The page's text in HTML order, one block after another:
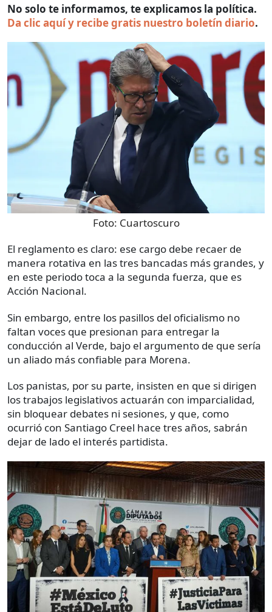
No solo te informamos, te explicamos la política.
Da clic aquí y recibe gratis nuestro boletín diario.
Foto: Cuartoscuro
El reglamento es claro: ese cargo debe recaer de
manera rotativa en las tres bancadas más grandes, y
en este periodo toca a la segunda fuerza, que es
Acción Nacional.
Sin embargo, entre los pasillos del oficialismo no
faltan voces que presionan para entregar la
conducción al Verde, bajo el argumento de que sería
un aliado más confiable para Morena.
Los panistas, por su parte, insisten en que si dirigen
los trabajos legislativos actuarán con imparcialidad,
sin bloquear debates ni sesiones, y que, como
ocurrió con Santiago Creel hace tres años, sabrán
dejar de lado el interés partidista.